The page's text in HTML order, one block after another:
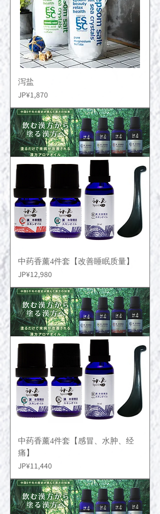
泻盐
價格
JP¥1,870
中药香薰4件套【改善睡眠质量】
價格
JP¥12,980
中药香薰4件套【感冒、水肿、经
痛】
價格
JP¥11,440